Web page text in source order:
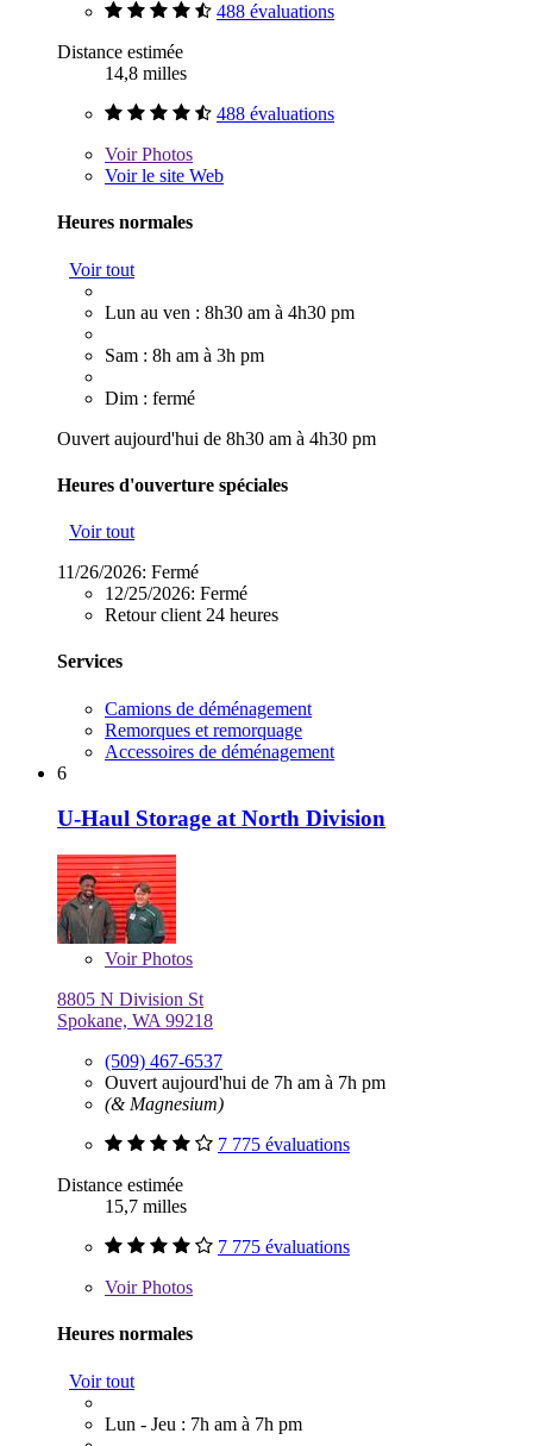
488 évaluations
Distance estimée
14,8 milles
488 évaluations
VoirPhotos
Voir le site Web
Heures normales
Voir tout
Lun au ven : 8h30 am à 4h30 pm
Sam : 8h am à 3h pm
Dim : fermé
Ouvert aujourd'hui de 8h30 am à 4h30 pm
Heures d'ouverture spéciales
Voir tout
11/26/2026: Fermé
12/25/2026: Fermé
Retour client 24 heures
Services
Camions de déménagement
Remorques et remorquage
Accessoires de déménagement
6
U-Haul Storage at North Division
VoirPhotos
8805 N Division St
Spokane, WA 99218
(509) 467-6537
Ouvert aujourd'hui de 7h am à 7h pm
(& Magnesium)
7 775 évaluations
Distance estimée
15,7 milles
7 775 évaluations
VoirPhotos
Heures normales
Voir tout
Lun - Jeu : 7h am à 7h pm